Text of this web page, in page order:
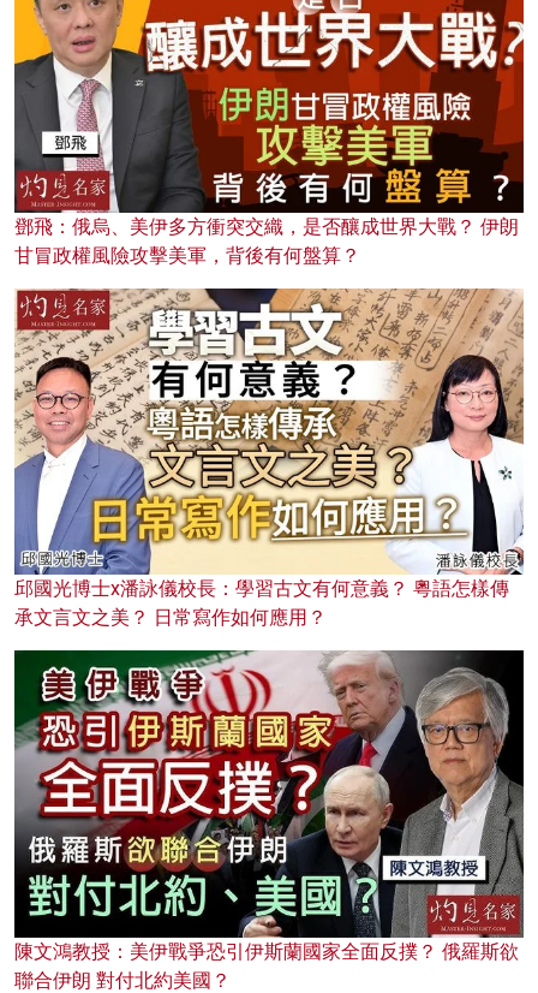
鄧飛：俄烏、美伊多方衝突交織，是否釀成世界大戰？ 伊朗
甘冒政權風險攻擊美軍，背後有何盤算？
邱國光博士x潘詠儀校長：學習古文有何意義？ 粵語怎樣傳
承文言文之美？ 日常寫作如何應用？
陳文鴻教授：美伊戰爭恐引伊斯蘭國家全面反撲？ 俄羅斯欲
聯合伊朗 對付北約美國？